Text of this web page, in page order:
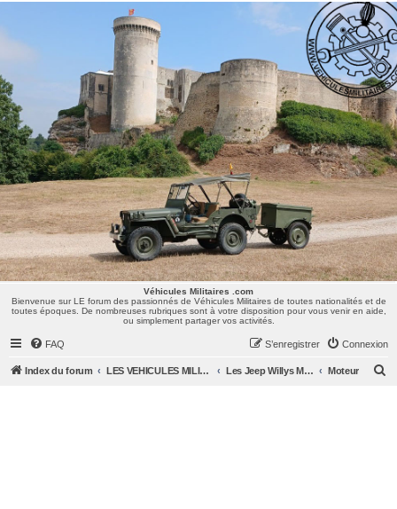
Véhicules Militaires .com
Bienvenue sur LE forum des passionnés de Véhicules Militaires de toutes nationalités et de
toutes époques. De nombreuses rubriques sont à votre disposition pour vous venir en aide,
ou simplement partager vos activités.
Véhicules Militaires .com
Bienvenue sur LE forum des passionnés de Véhicules Militaires de toutes nationalités et de
toutes époques. De nombreuses rubriques sont à votre disposition pour vous venir en aide,
ou simplement partager vos activités.
FAQ Connexion
S’enregistrer
Index du forum LES VEHICULES MILITAIRES Les Jeep Willys MB, Ford GPW, Hotchkiss M201, CJ/M38/MUTT, ... Moteur